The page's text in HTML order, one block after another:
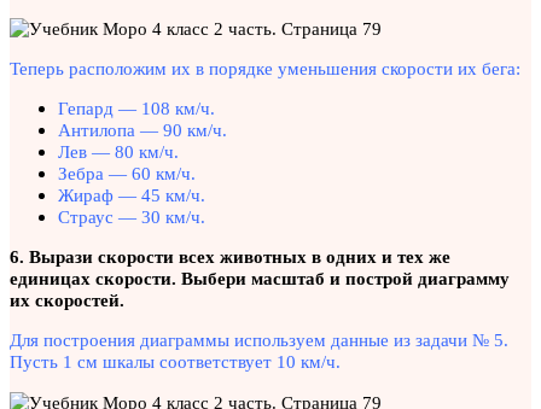
Теперь расположим их в порядке уменьшения скорости их бега:
Гепард — 108 км/ч.
Антилопа — 90 км/ч.
Лев — 80 км/ч.
Зебра — 60 км/ч.
Жираф — 45 км/ч.
Страус — 30 км/ч.
6. Вырази скорости всех животных в одних и тех же
единицах скорости. Выбери масштаб и построй диаграмму
их скоростей.
Для построения диаграммы используем данные из задачи № 5.
Пусть 1 см шкалы соответствует 10 км/ч.